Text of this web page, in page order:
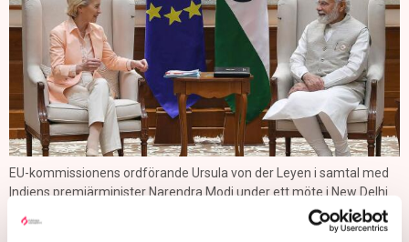
EU-kommissionens ordförande Ursula von der Leyen i samtal med
Indiens premiärminister Narendra Modi under ett möte i New Delhi.
Ett frihandelsavtal vore en välkommen utveckling, enligt